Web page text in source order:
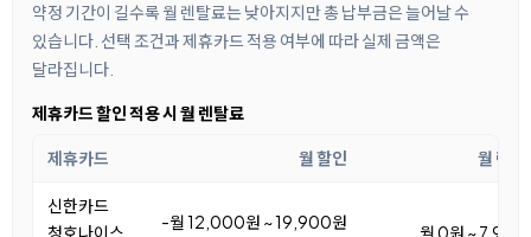
약정 기간이 길수록 월 렌탈료는 낮아지지만 총 납부금은 늘어날 수
있습니다. 선택 조건과 제휴카드 적용 여부에 따라 실제 금액은
달라집니다.
제휴카드 할인 적용 시 월 렌탈료
제휴카드 월 할인 월 렌탈
신한카드
청호나이스
-월 12,000원 ~ 19,900원 월 0원 ~ 7,900